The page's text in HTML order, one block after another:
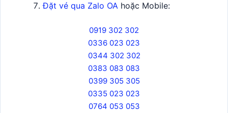
Đặt vé qua Zalo OA hoặc Mobile:
0919 302 302
0336 023 023
0344 302 302
0383 083 083
0399 305 305
0335 023 023
0764 053 053